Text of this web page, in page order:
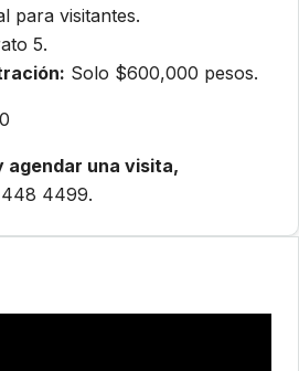
para visitantes.
5.
Solo $600,000 pesos.
agendar una visita,
448 4499.